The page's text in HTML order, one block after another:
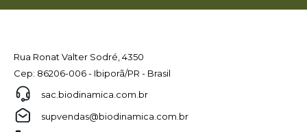
Rua Ronat Valter Sodré, 4350
Cep: 86206-006 - Ibiporã/PR - Brasil
sac.biodinamica.com.br
supvendas@biodinamica.com.br